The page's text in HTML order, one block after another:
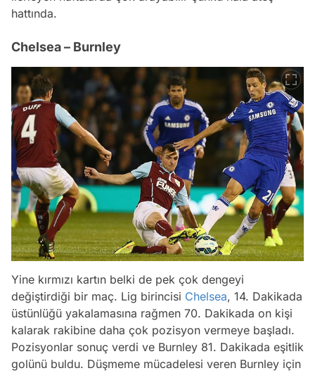
hattında.
Chelsea – Burnley
Yine kırmızı kartın belki de pek çok dengeyi
değiştirdiği bir maç. Lig birincisi Chelsea, 14. Dakikada
üstünlüğü yakalamasına rağmen 70. Dakikada on kişi
kalarak rakibine daha çok pozisyon vermeye başladı.
Pozisyonlar sonuç verdi ve Burnley 81. Dakikada eşitlik
golünü buldu. Düşmeme mücadelesi veren Burnley için